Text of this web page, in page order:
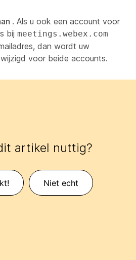
. Als u ook een account voor
bij meetings.webex.com
dan wordt uw
voor beide accounts.
artikel nuttig?
Niet echt